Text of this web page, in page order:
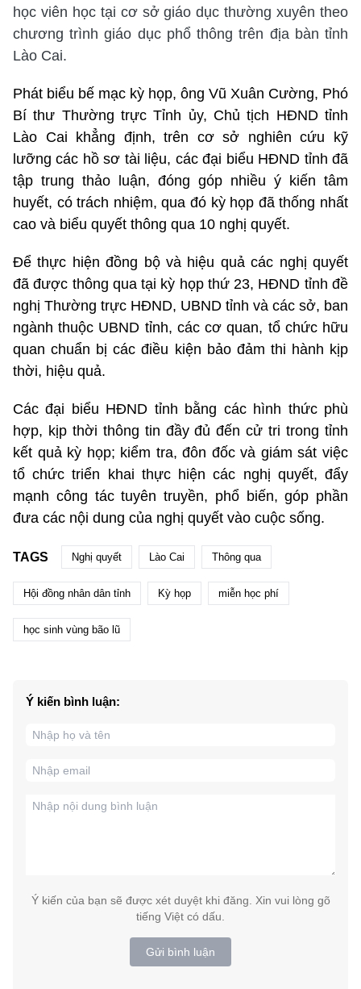
học viên học tại cơ sở giáo dục thường xuyên theo
chương trình giáo dục phổ thông trên địa bàn tỉnh
Lào Cai.
Phát biểu bế mạc kỳ họp, ông Vũ Xuân Cường, Phó
Bí thư Thường trực Tỉnh ủy, Chủ tịch HĐND tỉnh
Lào Cai khẳng định, trên cơ sở nghiên cứu kỹ
lưỡng các hồ sơ tài liệu, các đại biểu HĐND tỉnh đã
tập trung thảo luận, đóng góp nhiều ý kiến tâm
huyết, có trách nhiệm, qua đó kỳ họp đã thống nhất
cao và biểu quyết thông qua 10 nghị quyết.
Để thực hiện đồng bộ và hiệu quả các nghị quyết
đã được thông qua tại kỳ họp thứ 23, HĐND tỉnh đề
nghị Thường trực HĐND, UBND tỉnh và các sở, ban
ngành thuộc UBND tỉnh, các cơ quan, tổ chức hữu
quan chuẩn bị các điều kiện bảo đảm thi hành kịp
thời, hiệu quả.
Các đại biểu HĐND tỉnh bằng các hình thức phù
hợp, kịp thời thông tin đầy đủ đến cử tri trong tỉnh
kết quả kỳ họp; kiểm tra, đôn đốc và giám sát việc
tổ chức triển khai thực hiện các nghị quyết, đẩy
mạnh công tác tuyên truyền, phổ biến, góp phần
đưa các nội dung của nghị quyết vào cuộc sống.
TAGS Nghị quyết Lào Cai Thông qua
Hội đồng nhân dân tỉnh Kỳ họp miễn học phí
học sinh vùng bão lũ
Ý kiến bình luận:
Ý kiến của bạn sẽ được xét duyệt khi đăng. Xin vui lòng gõ
tiếng Việt có dấu.
Gửi bình luận